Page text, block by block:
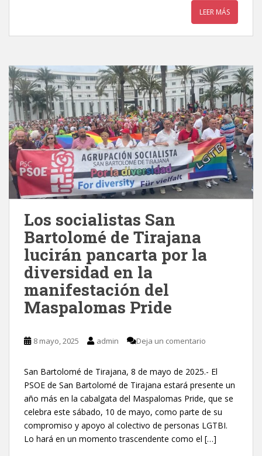
LEER MÁS
Los socialistas San
Bartolomé de Tirajana
lucirán pancarta por la
diversidad en la
manifestación del
Maspalomas Pride
8 mayo, 2025 admin Deja un comentario
San Bartolomé de Tirajana, 8 de mayo de 2025.- El
PSOE de San Bartolomé de Tirajana estará presente un
año más en la cabalgata del Maspalomas Pride, que se
celebra este sábado, 10 de mayo, como parte de su
compromiso y apoyo al colectivo de personas LGTBI.
Lo hará en un momento trascendente como el […]